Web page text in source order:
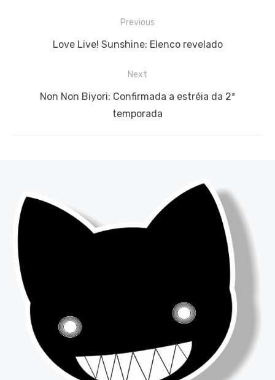
Previous
Previous
Love Live! Sunshine: Elenco revelado
Next
Non Non Biyori: Confirmada a estréia da 2ª
temporada